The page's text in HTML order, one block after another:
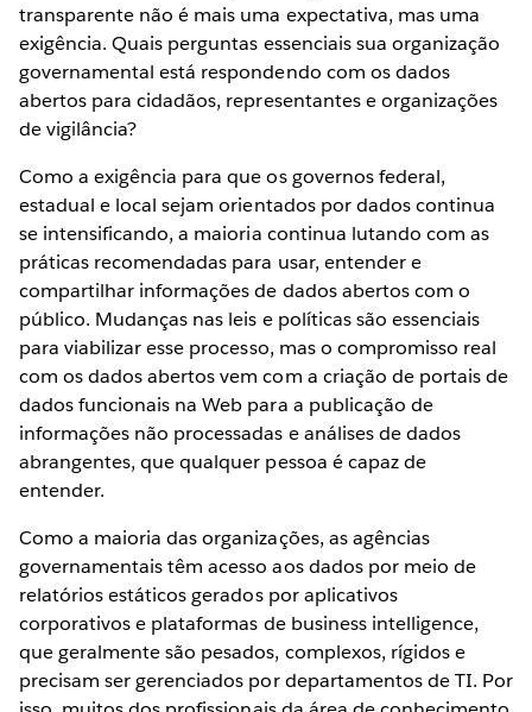
transparente não é mais uma expectativa, mas uma
exigência. Quais perguntas essenciais sua organização
governamental está respondendo com os dados
abertos para cidadãos, representantes e organizações
de vigilância?
Como a exigência para que os governos federal,
estadual e local sejam orientados por dados continua
se intensificando, a maioria continua lutando com as
práticas recomendadas para usar, entender e
compartilhar informações de dados abertos com o
público. Mudanças nas leis e políticas são essenciais
para viabilizar esse processo, mas o compromisso real
com os dados abertos vem com a criação de portais de
dados funcionais na Web para a publicação de
informações não processadas e análises de dados
abrangentes, que qualquer pessoa é capaz de
entender.
Como a maioria das organizações, as agências
governamentais têm acesso aos dados por meio de
relatórios estáticos gerados por aplicativos
corporativos e plataformas de business intelligence,
que geralmente são pesados, complexos, rígidos e
precisam ser gerenciados por departamentos de TI. Por